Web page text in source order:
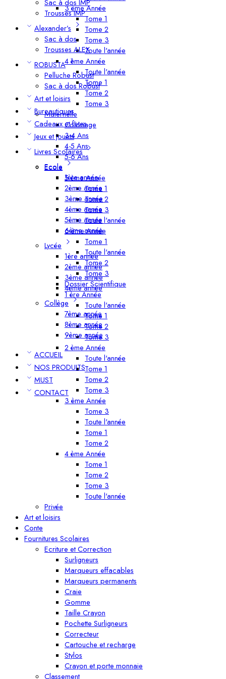
Trousses IMP
Alexander’s
Sac à dos
Trousses ALEX
ROBUSTA
Pelluche Robust
Sac à dos Robust
Art et loisirs
Bureautiques
Cadeaux et fetes
Jeux et jouets
Livres Scolaires
Ecole
1ère année
2ème année
3ème année
4ème année
5ème année
6ème année
Lycée
1ère année
2ème année
3ème année
4ème année
Collège
7ème année
8ème année
9ème année
ACCUEIL
NOS PRODUITS
MUST
CONTACT
3 ème Année
Tome 1
Tome 2
Tome 3
Toute l'année
4 ème Année
Toute l'année
Tome 1
Tome 2
Tome 3
Maternelle
Coloriage
3-4 Ans
4-5 Ans
5-6 Ans
Ecole
5 ème Année
Tome 1
Tome 2
Tome 3
Toute l'année
6 ème Année
Tome 1
Toute l'année
Tome 2
Tome 3
Dossier Scientifique
1 ère Année
Toute l'année
Tome 1
Tome 2
Tome 3
2 ème Année
Toute l'année
Tome 1
Tome 2
Tome 3
3 ème Année
Tome 3
Toute l'année
Tome 1
Tome 2
4 ème Année
Tome 1
Tome 2
Tome 3
Toute l'année
Privée
Art et loisirs
Conte
Fournitures Scolaires
Ecriture et Correction
Surligneurs
Marqueurs effacables
Marqueurs permanents
Craie
Gomme
Taille Crayon
Pochette Surligneurs
Correcteur
Cartouche et recharge
Stylos
Crayon et porte monnaie
Classement